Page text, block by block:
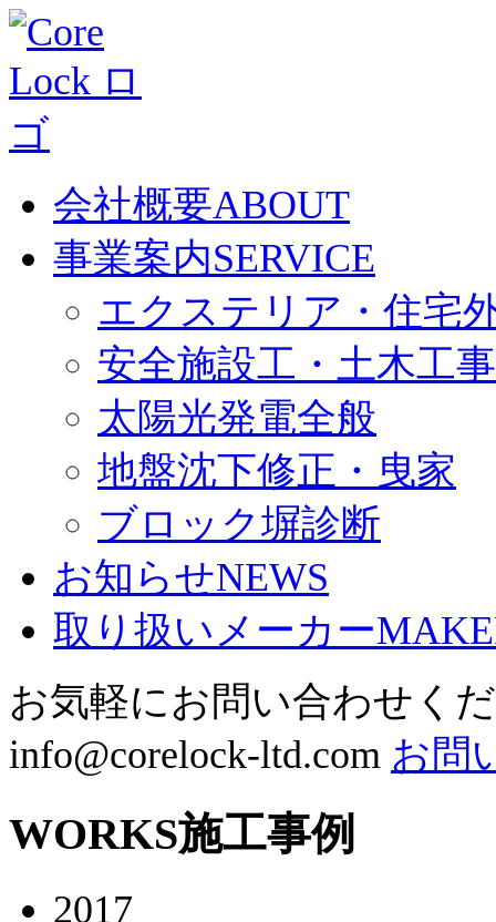
会社概要ABOUT
事業案内SERVICE
エクステリア・住宅
安全施設工・土木工事
太陽光発電全般
地盤沈下修正・曳家
ブロック塀診断
お知らせNEWS
取り扱いメーカー
お気軽にお問い合わせく
info@corelock-ltd.com お問
WORKS施工事例
2017